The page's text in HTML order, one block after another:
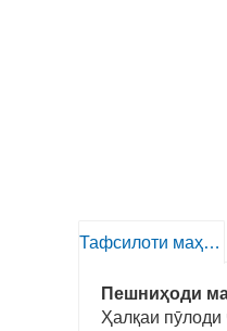
Тафсилоти маҳсулот
Пешниҳоди
Ҳалқаи